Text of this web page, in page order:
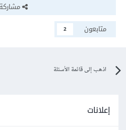
مشاركة
متابعون
2
اذهب إلى قائمة الأسئلة
إعلانات